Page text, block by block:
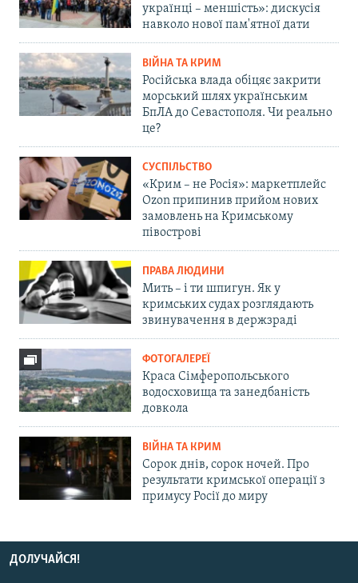
українці – меншість»: дискусія
навколо нової пам'ятної дати
ВІЙНА ТА КРИМ
Російська влада обіцяє закрити
морський шлях українським
БпЛА до Севастополя. Чи реально
це?
СУСПІЛЬСТВО
«Крим – не Росія»: маркетплейс
Ozon припинив прийом нових
замовлень на Кримському
півострові
ПРАВА ЛЮДИНИ
Мить – і ти шпигун. Як у
кримських судах розглядають
звинувачення в держзраді
ФОТОГАЛЕРЕЇ
Краса Сімферопольського
водосховища та занедбаність
довкола
ВІЙНА ТА КРИМ
Сорок днів, сорок ночей. Про
результати кримської операції з
примусу Росії до миру
ДОЛУЧАЙСЯ!